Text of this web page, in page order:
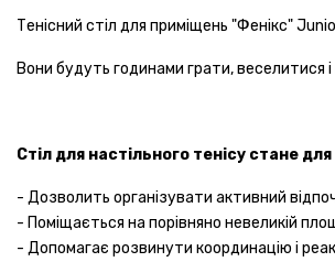
Тенісний стіл для приміщень "Фенікс"
Вони будуть годинами грати, веселитися
Стіл для настільного тенісу стане
- Дозволить організувати активний
- Поміщається на порівняно невеликій
- Допомагає розвинути координацію і